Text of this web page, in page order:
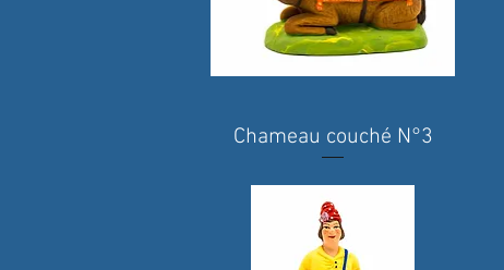
Quick View
Chameau couché N°3